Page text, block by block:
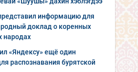
информацию для
доклад о коренных
народах
«Яндексу» ещё один
распознавания бурятской